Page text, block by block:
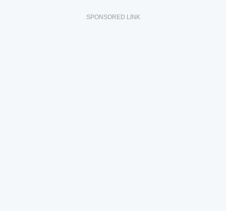
SPONSORED LINK